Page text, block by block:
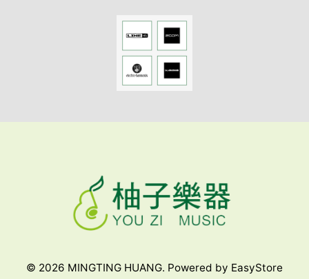
© 2026 MINGTING HUANG. Powered by EasyStore